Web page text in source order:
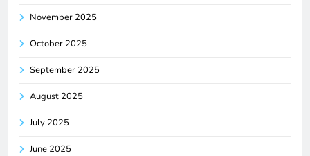
November 2025
October 2025
September 2025
August 2025
July 2025
June 2025